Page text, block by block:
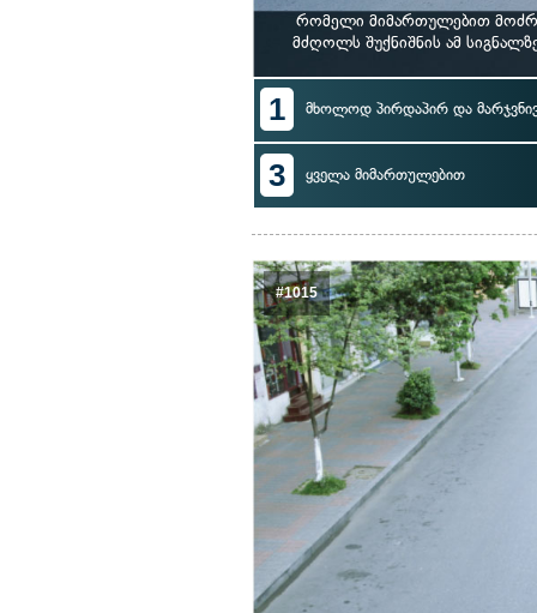
რომელი მიმართულებით
მძღოლს შუქნიშნის ამ
1 მხოლოდ პირდაპირ და
3 ყველა მიმართულებით
#1015